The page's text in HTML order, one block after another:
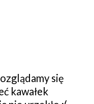
się
kawałek